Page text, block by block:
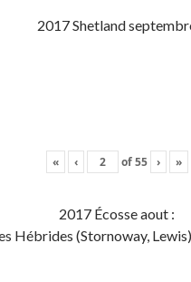
2017 Shetland
« ‹ of55 › »
2017 Écosse aout :
Hébrides (Stornoway,